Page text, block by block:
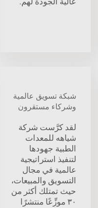
شبكة تسويق عالمية
وشركاء مستقرون
لقد كرَّست شركة
شياهه للمعدات
الطبية جهودها
لتنفيذ استراتيجية
عالمية في مجال
التسويق والمبيعات،
حيث تمتلك أكثر من
٣٠ موزِّعًا منتشرًا